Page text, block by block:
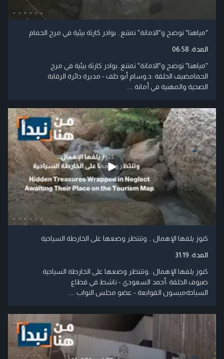
"مياهنا" توضح و"الامانة" تمتنع.. بوادر كارثة بيئية في مرج الحمام
المدة: 06:58
"مياهنا" توضح و"الامانة" تمتنع..بوادر كارثة بيئية في مرج
الحمامضيف الحلقة :د.وسام أبو خلف - مديرة دائرة الرقابة
الصحية والمهنية في أمانة ....
كنوز يلفها الإهمال .. وتنتظر وضعها على الخارطة السياحية
المدة: 31:19
كنوز يلفها الإهمال ..وتنتظر وضعها على الخارطة السياحية
ضيوف الحلقة :أحمد السعودي - ناشط في قطاع
السياحةميسون القوابعة - عضو مجلس النواب ....